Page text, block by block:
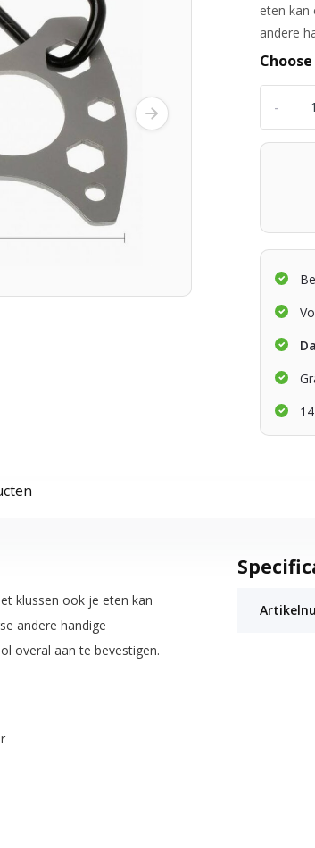
eten kan
andere
-
klussen ook je eten kan
andere handige
overal aan te bevestigen.